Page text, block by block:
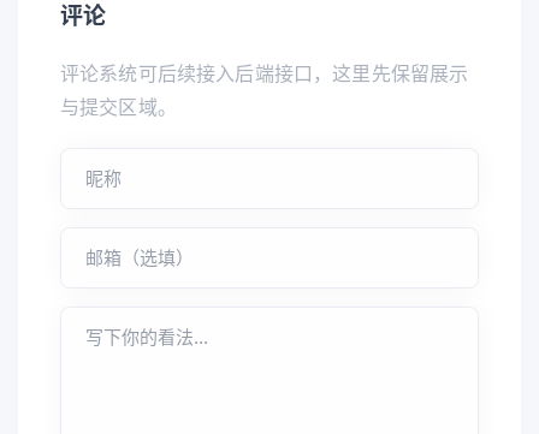
评论
评论系统可后续接入后端接口，这里先保留展示
与提交区域。